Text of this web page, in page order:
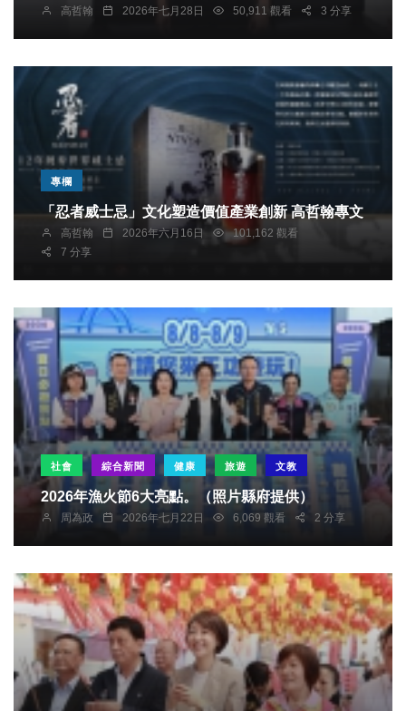
高哲翰 2026年七月28日 50,911 觀看 3 分享
專欄
「忍者威士忌」文化塑造價值產業創新 高哲翰專文
高哲翰 2026年六月16日
101,162 觀看
7 分享
社會 綜合新聞 健康 旅遊 文教
2026年漁火節6大亮點。（照片縣府提供）
周為政 2026年七月22日 6,069 觀看 2 分享